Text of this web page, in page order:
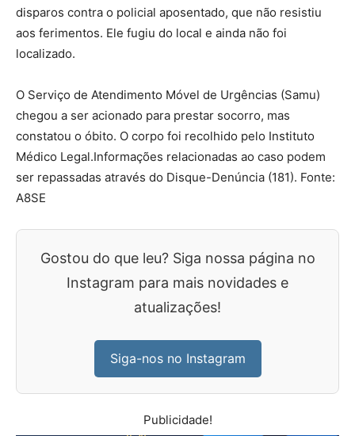
disparos contra o policial aposentado, que não resistiu
aos ferimentos. Ele fugiu do local e ainda não foi
localizado.
O Serviço de Atendimento Móvel de Urgências (Samu)
chegou a ser acionado para prestar socorro, mas
constatou o óbito. O corpo foi recolhido pelo Instituto
Médico Legal.Informações relacionadas ao caso podem
ser repassadas através do Disque-Denúncia (181). Fonte:
A8SE
Gostou do que leu? Siga nossa página no
Instagram para mais novidades e
atualizações!
Siga-nos no Instagram
Publicidade!